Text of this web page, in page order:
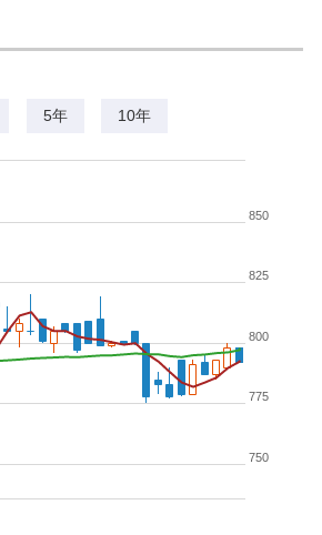
5年 10年
750
775
800
825
850